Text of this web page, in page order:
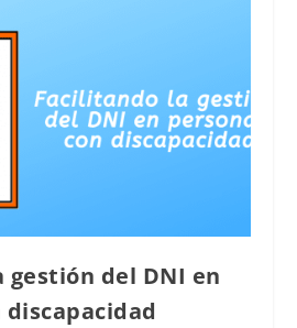
gestión del DNI en